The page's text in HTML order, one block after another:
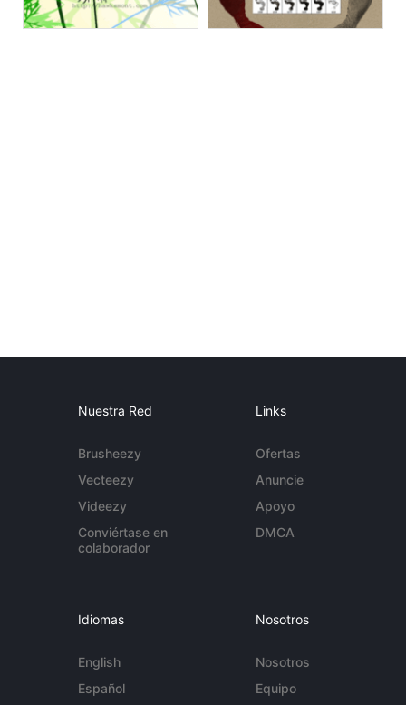
Nuestra Red
Brusheezy
Vecteezy
Videezy
Conviértase en
colaborador
Links
Ofertas
Anuncie
Apoyo
DMCA
Idiomas
English
Español
Nosotros
Nosotros
Equipo